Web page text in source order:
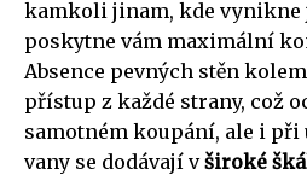
kamkoli jinam, kde vynikne
poskytne vám maximální
Absence pevných stěn
přístup z každé strany, což
samotném koupání, ale i
vany se dodávají vširoké